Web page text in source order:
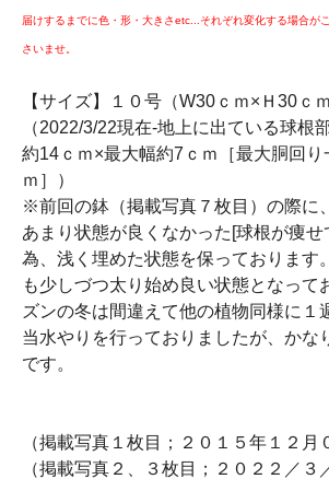
届けするまでに色・形・大きさetc...それぞれ変化する場合が
さいませ。
【サイズ】１０号（W30ｃｍ×Ｈ30ｃ
（2022/3/22現在-地上に出ている球根
約14ｃｍ×最大幅約7ｃｍ［最大胴回り
ｍ］）
※前回の鉢（掲載写真７枚目）の際に
あまり状態が良くなかった[球根が痩せ
為、浅く埋めた状態を保っております
も少しづつ太り始め良い状態となって
ズンの冬は間違えて他の植物同様に１
当水やりを行っておりましたが、かな
です。
（掲載写真１枚目；２０１５年１２月
（掲載写真２、３枚目；２０２２／３